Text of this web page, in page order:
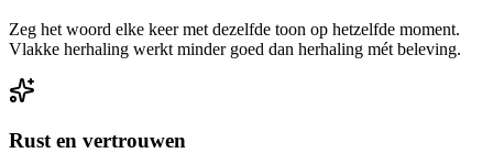
Zeg het woord elke keer met dezelfde toon op hetzelfde moment.
Vlakke herhaling werkt minder goed dan herhaling mét beleving.
Rust en vertrouwen